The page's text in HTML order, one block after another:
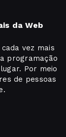
da Web
vez mais
programação
Por meio
de pessoas